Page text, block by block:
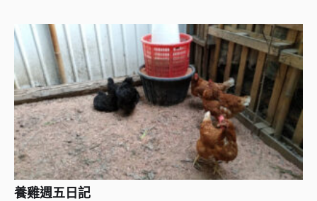
養雞週五日記